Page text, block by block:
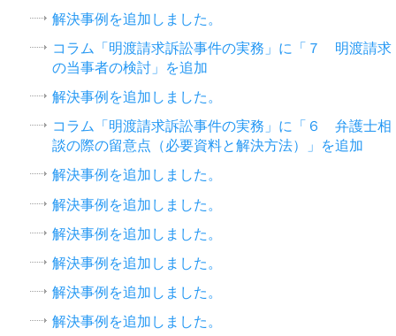
解決事例を追加しました。
コラム「明渡請求訴訟事件の実務」に「７ 明渡請求
の当事者の検討」を追加
解決事例を追加しました。
コラム「明渡請求訴訟事件の実務」に「６ 弁護士相
談の際の留意点（必要資料と解決方法）」を追加
解決事例を追加しました。
解決事例を追加しました。
解決事例を追加しました。
解決事例を追加しました。
解決事例を追加しました。
解決事例を追加しました。